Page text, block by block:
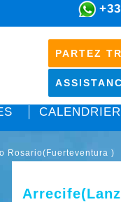
PARTEZ
CALENDRIER
Rosario(Fuerteventura )